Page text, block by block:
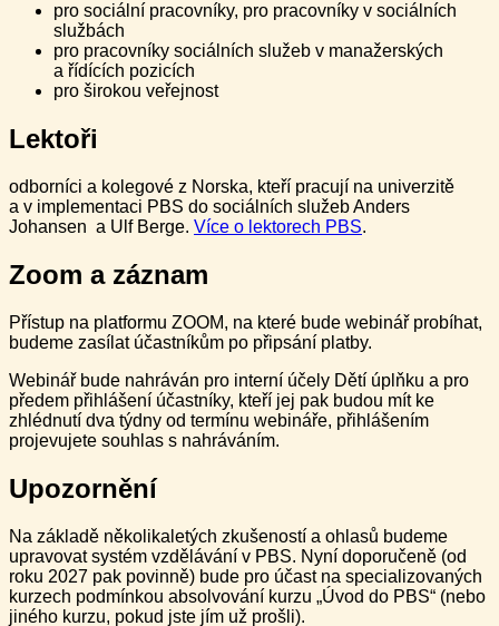
pro sociální pracovníky, pro pracovníky v sociálních
službách
pro pracovníky sociálních služeb v manažerských
a řídících pozicích
pro širokou veřejnost
Lektoři
odborníci a kolegové z Norska, kteří pracují na univerzitě
a v implementaci PBS do sociálních služeb Anders
Johansen a Ulf Berge. Více o lektorech PBS.
Zoom a záznam
Přístup na platformu ZOOM, na které bude webinář probíhat,
budeme zasílat účastníkům po připsání platby.
Webinář bude nahráván pro interní účely Dětí úplňku a pro
předem přihlášení účastníky, kteří jej pak budou mít ke
zhlédnutí dva týdny od termínu webináře, přihlášením
projevujete souhlas s nahráváním.
Upozornění
Na základě několikaletých zkušeností a ohlasů budeme
upravovat systém vzdělávání v PBS. Nyní doporučeně (od
roku 2027 pak povinně) bude pro účast na specializovaných
kurzech podmínkou absolvování kurzu „Úvod do PBS“ (nebo
jiného kurzu, pokud jste jím už prošli).